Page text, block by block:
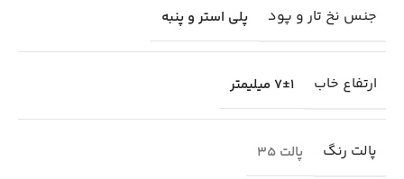
جنس نخ تار و پود پلی استر و پنبه
ارتفاع خاب 7±1 میلیمتر
پالت رنگ پالت 35